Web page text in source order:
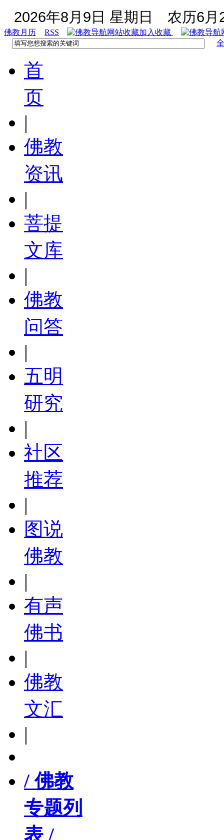
2026年8月9日 星期日 农历6月
佛教月历 RSS
加入收藏
首
页
|
佛教
资讯
|
菩提
文库
|
佛教
问答
|
五明
研究
|
社区
推荐
|
图说
佛教
|
有声
佛书
|
佛教
文汇
|
/ 佛教
专题列
表 /